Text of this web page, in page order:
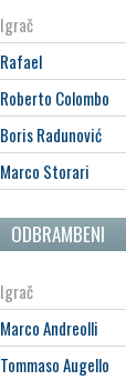
Igrač
Rafael
Roberto Colombo
Boris Radunović
Marco Storari
ODBRAMBENI
Igrač
Marco Andreolli
Tommaso Augello